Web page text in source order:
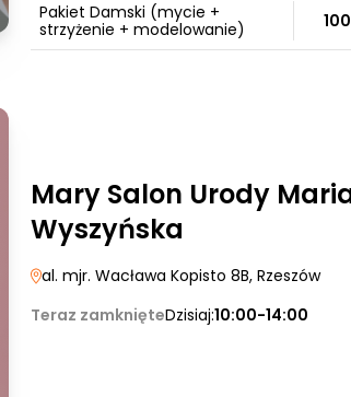
Pakiet Damski (mycie +
strzyżenie + modelowanie)
Mary Salon Urody
Wyszyńska
al. mjr. Wacława Kopisto 8B, Rzeszów
Teraz zamknięteDzisiaj:10:00-14:00